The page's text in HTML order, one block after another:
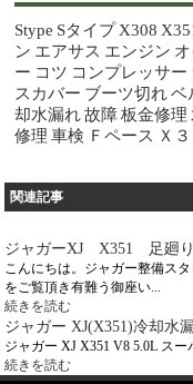
Stype Sタイプ X308
ン エアサス エンジン
ー コツ コンプレッサー
スカバー ブーツ切れベ
却水漏れ故障板金修理
修理 車検 Ｆペース Ｘ
関連記事
ジャガーXJ X351 足廻
こんにちは。ジャガー整備ス
をご覧頂き有難う御座い...
続きを読む
ジャガー XJ(X351)冷却水
ジャガー XJ X351 V8 5.0L ス
続きを読む